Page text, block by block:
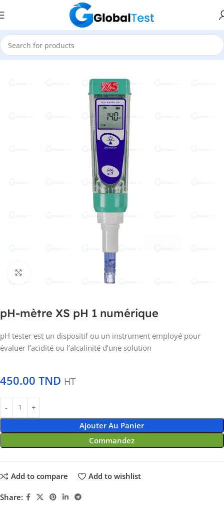
Accueil Instruments de mesure & de contrôle
pH-mètre XS pH 1 numérique
pH tester est un dispositif ou un instrument employé pour
évaluer l’acidité ou l’alcalinité d’une solution
450.00 TND HT
Ajouter Au Panier
Commandez
Add to compare Add to wishlist
Share: